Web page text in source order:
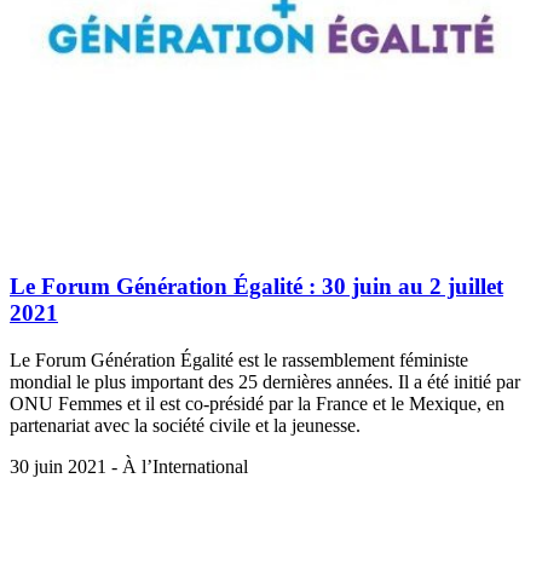
Le Forum Génération Égalité : 30 juin au 2 juillet
2021
Le Forum Génération Égalité est le rassemblement féministe
mondial le plus important des 25 dernières années. Il a été initié par
ONU Femmes et il est co-présidé par la France et le Mexique, en
partenariat avec la société civile et la jeunesse.
30 juin 2021 - À l’International